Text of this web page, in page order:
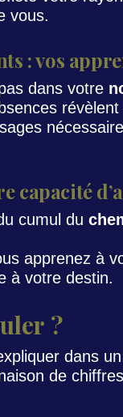
vous.
: vos
dans votre
capacité
cumul du
apprenez à
à votre destin.
?
dans un
de